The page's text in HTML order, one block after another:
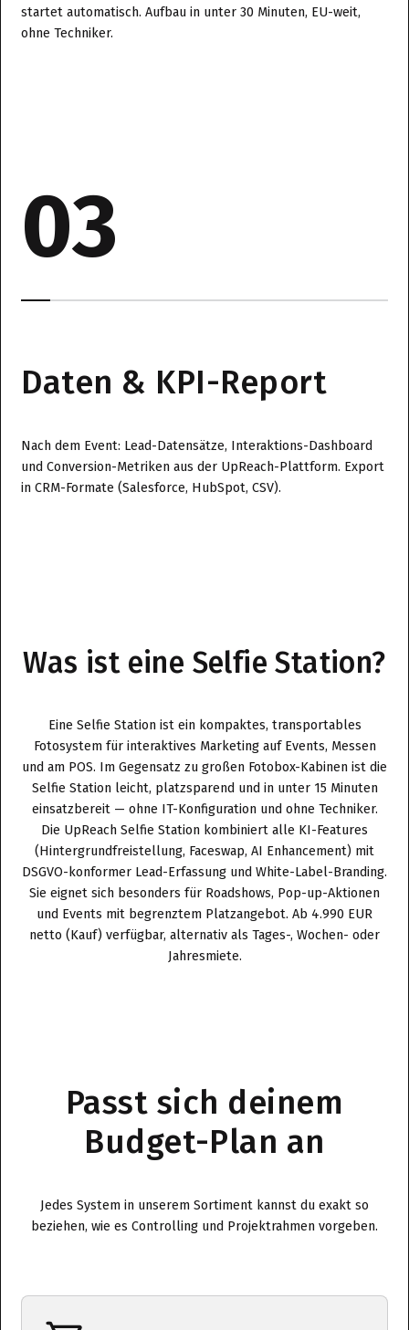
startet automatisch. Aufbau in unter 30 Minuten, EU-weit,
ohne Techniker.
03
Daten & KPI-Report
Nach dem Event: Lead-Datensätze, Interaktions-Dashboard
und Conversion-Metriken aus der UpReach-Plattform. Export
in CRM-Formate (Salesforce, HubSpot, CSV).
Was ist eine Selfie Station?
Eine Selfie Station ist ein kompaktes, transportables
Fotosystem für interaktives Marketing auf Events, Messen
und am POS. Im Gegensatz zu großen Fotobox-Kabinen ist die
Selfie Station leicht, platzsparend und in unter 15 Minuten
einsatzbereit — ohne IT-Konfiguration und ohne Techniker.
Die UpReach Selfie Station kombiniert alle KI-Features
(Hintergrundfreistellung, Faceswap, AI Enhancement) mit
DSGVO-konformer Lead-Erfassung und White-Label-Branding.
Sie eignet sich besonders für Roadshows, Pop-up-Aktionen
und Events mit begrenztem Platzangebot. Ab 4.990 EUR
netto (Kauf) verfügbar, alternativ als Tages-, Wochen- oder
Jahresmiete.
Passt sich deinem
Budget-Plan an
Jedes System in unserem Sortiment kannst du exakt so
beziehen, wie es Controlling und Projektrahmen vorgeben.